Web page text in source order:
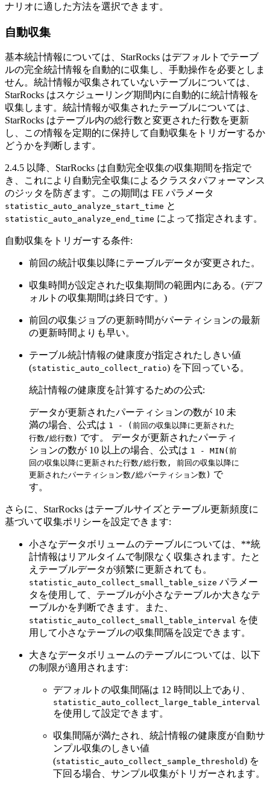
ナリオに適した方法を選択できます。
自動収集
基本統計情報については、StarRocks はデフォルトでテーブ
ルの完全統計情報を自動的に収集し、手動操作を必要としま
せん。統計情報が収集されていないテーブルについては、
StarRocks はスケジューリング期間内に自動的に統計情報を
収集します。統計情報が収集されたテーブルについては、
StarRocks はテーブル内の総行数と変更された行数を更新
し、この情報を定期的に保持して自動収集をトリガーするか
どうかを判断します。
2.4.5 以降、StarRocks は自動完全収集の収集期間を指定で
き、これにより自動完全収集によるクラスタパフォーマンス
のジッタを防ぎます。この期間は FE パラメータ
statistic_auto_analyze_start_time と
statistic_auto_analyze_end_time によって指定されます。
自動収集をトリガーする条件:
前回の統計収集以降にテーブルデータが変更された。
収集時間が設定された収集期間の範囲内にある。(デフ
ォルトの収集期間は終日です。)
前回の収集ジョブの更新時間がパーティションの最新
の更新時間よりも早い。
テーブル統計情報の健康度が指定されたしきい値
(statistic_auto_collect_ratio) を下回っている。
統計情報の健康度を計算するための公式:
データが更新されたパーティションの数が 10 未
満の場合、公式は 1 - (前回の収集以降に更新された
行数/総行数) です。 データが更新されたパーティ
ションの数が 10 以上の場合、公式は 1 - MIN(前
回の収集以降に更新された行数/総行数, 前回の収集以降に
更新されたパーティション数/総パーティション数) で
す。
さらに、StarRocks はテーブルサイズとテーブル更新頻度に
基づいて収集ポリシーを設定できます:
小さなデータボリュームのテーブルについては、**統
計情報はリアルタイムで制限なく収集されます。たと
えテーブルデータが頻繁に更新されても。
statistic_auto_collect_small_table_size パラメー
タを使用して、テーブルが小さなテーブルか大きなテ
ーブルかを判断できます。また、
statistic_auto_collect_small_table_interval を使
用して小さなテーブルの収集間隔を設定できます。
大きなデータボリュームのテーブルについては、以下
の制限が適用されます:
デフォルトの収集間隔は 12 時間以上であり、
statistic_auto_collect_large_table_interval
を使用して設定できます。
収集間隔が満たされ、統計情報の健康度が自動サ
ンプル収集のしきい値
(statistic_auto_collect_sample_threshold) を
下回る場合、サンプル収集がトリガーされます。